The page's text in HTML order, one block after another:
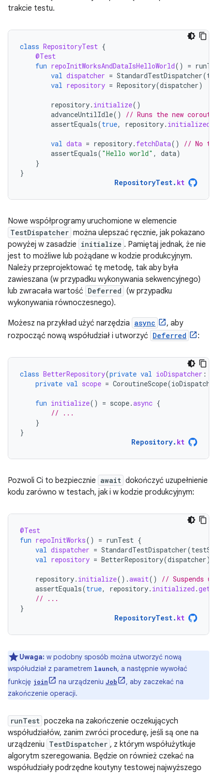
trakcie testu.
class RepositoryTest {
@Test
fun repoInitWorksAndDataIsHelloWorld() =
val dispatcher = StandardTestDispatcher(
val repository = Repository(dispatcher)
repository. initialize()
advanceUntilIdle()
// Runs the new
assertEquals(true, repository. initialized
val data = repository. fetchData()
// No
assertEquals( "Hello world" , data)
}
}
RepositoryTest. kt
Nowe współprogramy uruchomione w elemencie
TestDispatcher można ulepszać ręcznie, jak pokazano
powyżej w zasadzie initialize . Pamiętaj jednak, że nie
jest to możliwe lub pożądane w kodzie produkcyjnym.
Należy przeprojektować tę metodę, tak aby była
zawieszana (w przypadku wykonywania sekwencyjnego)
lub zwracała wartość Deferred (w przypadku
wykonywania równoczesnego).
Możesz na przykład użyć narzędzia async
, aby
rozpocząć nową współudział i utworzyć Deferred :
class BetterRepository(private val ioDispatcher :
private val scope = CoroutineScope(
fun initialize() = scope.async {
// ...
}
}
Repository. kt
Pozwoli Ci to bezpiecznie await dokończyć uzupełnienie
kodu zarówno w testach, jak i w kodzie produkcyjnym:
@Test
fun repoInitWorks() = runTest {
val dispatcher = StandardTestDispatcher(
val repository = BetterRepository(dispatcher)
repository. initialize().await()
// Suspends
assertEquals(true, repository. initialized .get
// ...
}
RepositoryTest. kt
Uwaga: w podobny sposób można utworzyć nową
współudział z parametrem launch, a następnie wywołać
funkcję join na urządzeniu Job
, aby zaczekać na
zakończenie operacji.
runTest poczeka na zakończenie oczekujących
współudziałów, zanim zwróci procedurę, jeśli są one na
urządzeniu TestDispatcher , z którym współużytkuje
algorytm szeregowania. Będzie on również czekać na
współudziały podrzędne koutyny testowej najwyższego